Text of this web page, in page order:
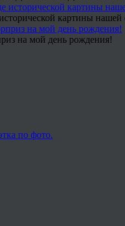
картины
на мой день рождения!
по фото.